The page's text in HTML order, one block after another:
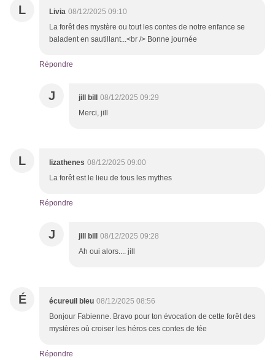
L Livia 08/12/2025 09:10
La forêt des mystère ou tout les contes de notre enfance se
baladent en sautillant...<br /> Bonne journée
Répondre
J jill bill
08/12/2025 09:29
Merci, jill
L lizathenes 08/12/2025 09:00
La forêt est le lieu de tous les mythes
Répondre
J jill bill
08/12/2025 09:28
Ah oui alors.... jill
É écureuil bleu 08/12/2025 08:56
Bonjour Fabienne. Bravo pour ton évocation de cette forêt des
mystères où croiser les héros ces contes de fée
Répondre